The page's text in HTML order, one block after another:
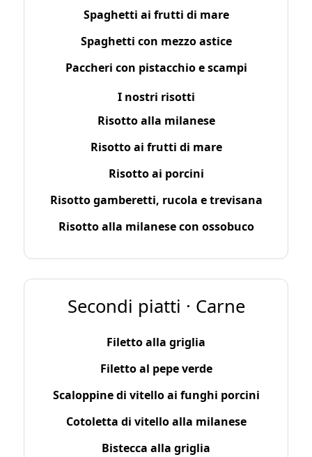
Spaghetti ai frutti di mare
Spaghetti con mezzo astice
Paccheri con pistacchio e scampi
I nostri risotti
Risotto alla milanese
Risotto ai frutti di mare
Risotto ai porcini
Risotto gamberetti, rucola e trevisana
Risotto alla milanese con ossobuco
Secondi piatti · Carne
Filetto alla griglia
Filetto al pepe verde
Scaloppine di vitello ai funghi porcini
Cotoletta di vitello alla milanese
Bistecca alla griglia